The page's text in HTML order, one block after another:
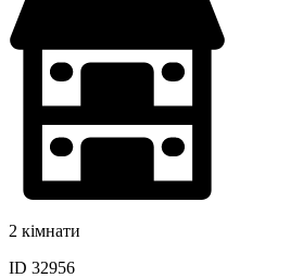
2 кімнати
ID 32956